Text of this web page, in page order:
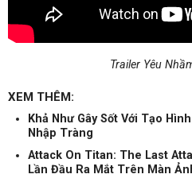
Trailer Yêu
XEM THÊM:
Khả Như Gây Sốt Với Tạo
Nhập Tràng
Attack On Titan: The Last
Lần Đầu Ra Mắt Trên Màn